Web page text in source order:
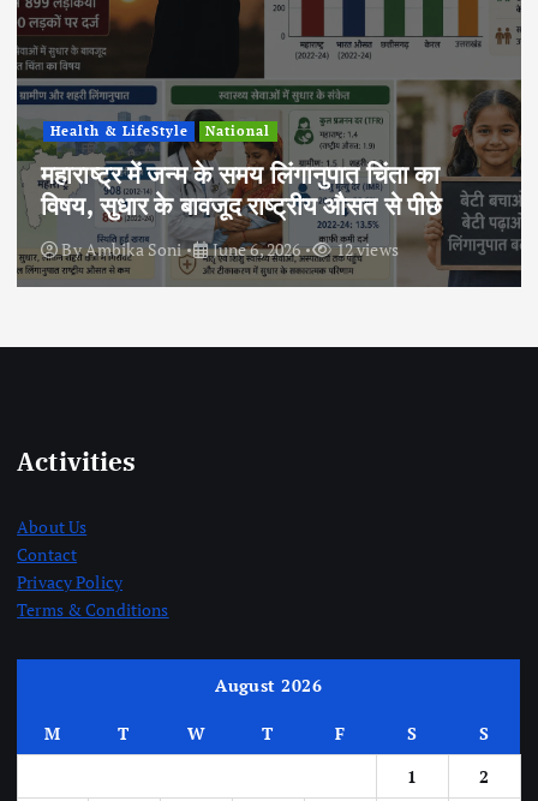
National Politics
वित्त वर्ष 2025-26 में 7.7% GDP वृद्धि का
अनुमान, भारतीय अर्थव्यवस्था ने दिखाई मजबूत
रफ्तार
ByAmbika Soni June 6, 2026 14 views
Activities
About Us
Contact
Privacy Policy
Terms & Conditions
August 2026
M T W T F S
S
1
2